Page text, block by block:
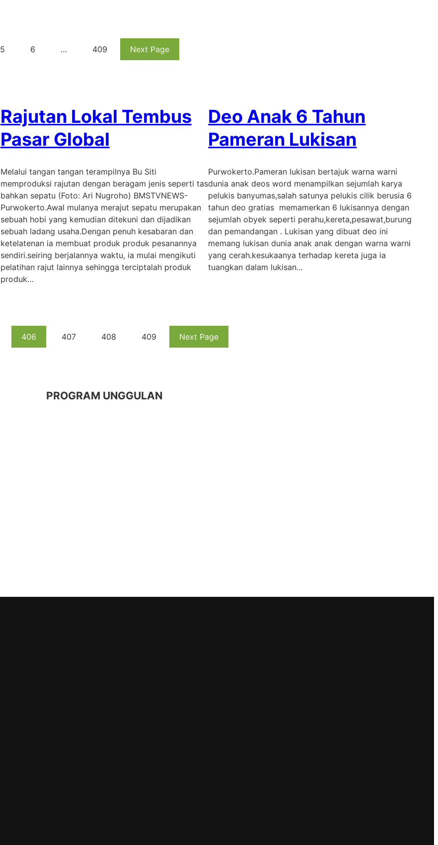
5 6 … 409 Next Page
Rajutan Lokal Tembus
Pasar Global
Melalui tangan tangan terampilnya Bu Siti
memproduksi rajutan dengan beragam jenis seperti tas
bahkan sepatu (Foto: Ari Nugroho) BMSTVNEWS-
Purwokerto.Awal mulanya merajut sepatu merupakan
sebuah hobi yang kemudian ditekuni dan dijadikan
sebuah ladang usaha.Dengan penuh kesabaran dan
ketelatenan ia membuat produk produk pesanannya
sendiri.seiring berjalannya waktu, ia mulai mengikuti
pelatihan rajut lainnya sehingga terciptalah produk
produk…
Deo Anak 6 Tahun
Pameran Lukisan
Purwokerto.Pameran lukisan bertajuk warna warni
dunia anak deos word menampilkan sejumlah karya
pelukis banyumas,salah satunya pelukis cilik berusia 6
tahun deo gratias memamerkan 6 lukisannya dengan
sejumlah obyek seperti perahu,kereta,pesawat,burung
dan pemandangan . Lukisan yang dibuat deo ini
memang lukisan dunia anak anak dengan warna warni
yang cerah.kesukaanya terhadap kereta juga ia
tuangkan dalam lukisan…
406 407 408 409 Next Page
PROGRAM UNGGULAN